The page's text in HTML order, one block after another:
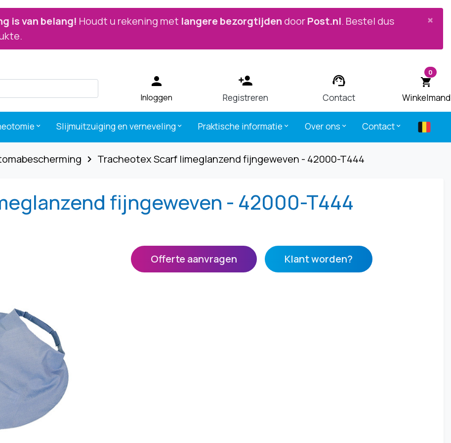
×
is van belang! Houdt u rekening met langere bezorgtijden doorPost.nl. Bestel dus
person
Inloggen
person_add
Registreren
support_agent
Contact
shopping_cart
0
Winkelmand
keyboard_arrow_down Slijmuitzuiging en verneveling keyboard_arrow_down Praktische informatie keyboard_arrow_down Over ons keyboard_arrow_down Contact keyboard_arrow_down
navigate_next Tracheotex Scarf limeglanzend fijngeweven - 42000-T444
fijngeweven - 42000-T444


Offerte aanvragen Klant worden?